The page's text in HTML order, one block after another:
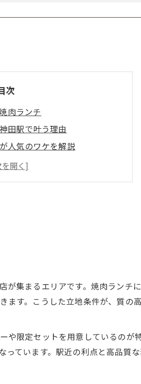
次
肉ランチ
田駅で叶う理由
人気のワケを解説
チの魅力を紹介
迷わないポイント
ランチが正解
喫ポイントを解説
駅ランチの選び方
チ体験のコツ
番を徹底解説
肉ランチ事情
集まるエリアです。焼肉ランチ
す。こうした立地条件が、質の
限定セットを用意しているのが
ています。駅近の利点と高品質